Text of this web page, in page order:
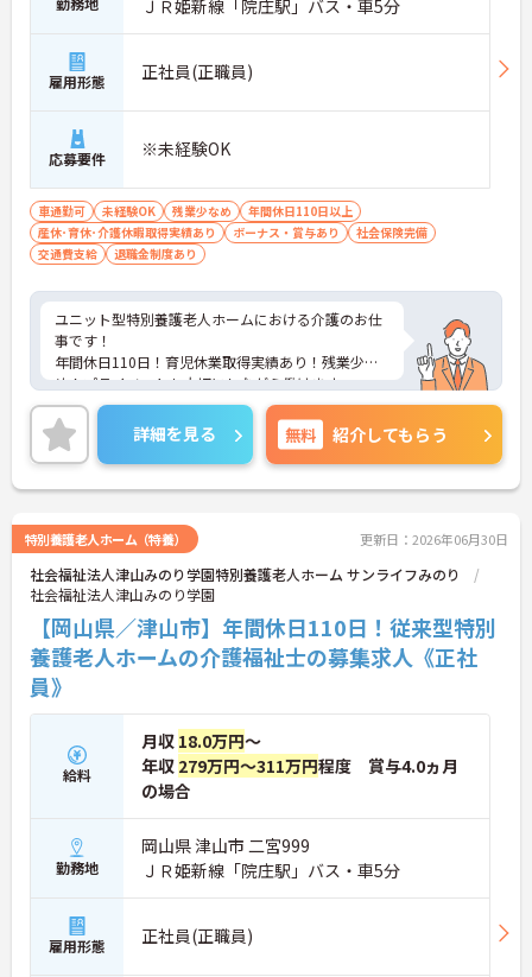
ＪＲ姫新線「院庄駅」バス・車5分
雇用形態 正社員(正職員)
応募要件 ※未経験OK
車通勤可 未経験OK 残業少なめ
年間休日110日以上
産休･育休･介護休暇取得実績あり
ボーナス・賞与あり
社会保険完備
交通費支給
退職金制度あり
ユニット型特別養護老人ホームにおける介護のお仕
事です！
年間休日110日！育児休業取得実績あり！残業少な
め！プライベートも大切にしながら働けます。
ご興味ある方には、面接対策ポイントなど、さらに
詳細をお話しいたしますのでお気軽にご相談くださ
い。
詳細を見る 無料 紹介してもらう
特別養護老人ホーム（特養） 更新日：2026年06月30日
社会福祉法人津山みのり学園特別養護老人ホーム サンライフみのり
社会福祉法人津山みのり学園
【岡山県／津山市】年間休日110日！従来型特別
養護老人ホームの介護福祉士の募集求人《正社
員》
給料
月収 18.0万円～
年収 279万円～311万円程度 賞与4.0ヵ月
の場合
勤務地
岡山県 津山市 二宮999
ＪＲ姫新線「院庄駅」バス・車5分
雇用形態 正社員(正職員)